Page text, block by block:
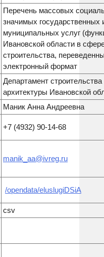
Перечень массовых
значимых государственных
муниципальных услуг
Ивановской области в
строительства,
электронный формат
Департамент строительства
архитектуры Ивановской
Маник Анна Андреевна
+7 (4932) 90-14-68
manik_aa@ivreg.ru
/opendata/eluslugiDSiA
csv